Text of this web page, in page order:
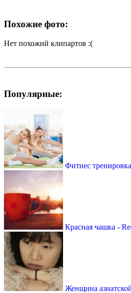
Похожие фото:
Нет похожий клипартов :(
Популярные:
Фитнес
Красная чашка -
Женщина